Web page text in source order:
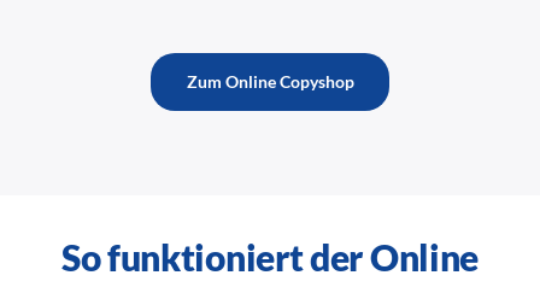
Zum Online Copyshop
So funktioniert der Online